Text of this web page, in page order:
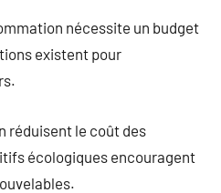
nécessite un budget
existent pour
réduisent le coût des
écologiques encouragent